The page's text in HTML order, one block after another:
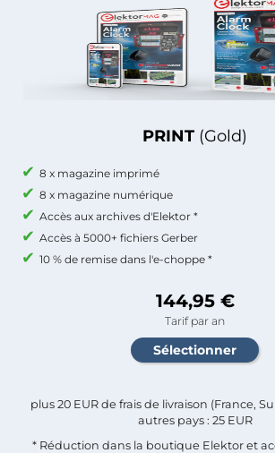
PRINT (Gold)
8 x magazine imprimé
8 x magazine numérique
Accès aux archives d'Elektor *
Accès à 5000+ fichiers Gerber
10 % de remise dans l'e-choppe *
144,95 €
Tarif par an
plus 20 EUR de frais de livraison (France,
autres pays : 25 EUR
* Réduction dans la boutique Elektor et